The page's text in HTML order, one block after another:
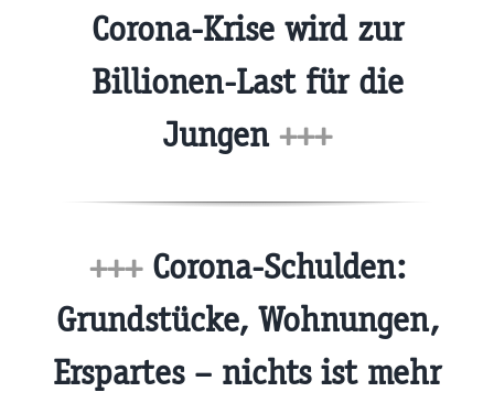
Corona-Krise wird zur
Billionen-Last für die
Jungen +++
+++Corona-Schulden:
Grundstücke, Wohnungen,
Erspartes – nichts ist mehr